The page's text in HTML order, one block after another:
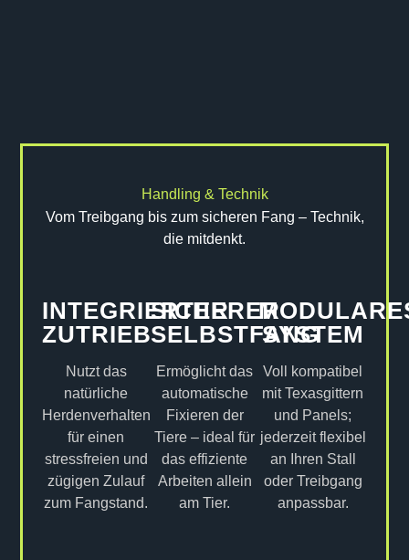
Handling & Technik
Vom Treibgang bis zum sicheren Fang – Technik,
die mitdenkt.
INTEGRIERTER
ZUTRIEB
Nutzt das
natürliche
Herdenverhalten
für einen
stressfreien und
zügigen Zulauf
zum Fangstand.
SICHERER
SELBSTFANG
Ermöglicht das
automatische
Fixieren der
Tiere – ideal für
das effiziente
Arbeiten allein
am Tier.
SYSTEM
Voll kompatibel
mit Texasgittern
und Panels;
jederzeit flexibel
an Ihren Stall
oder Treibgang
anpassbar.